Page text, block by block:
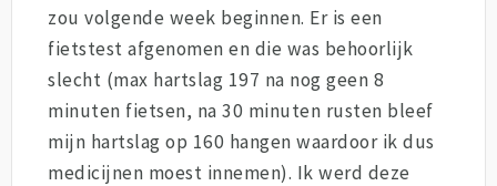
zou volgende week beginnen. Er is een
fietstest afgenomen en die was behoorlijk
slecht (max hartslag 197 na nog geen 8
minuten fietsen, na 30 minuten rusten bleef
mijn hartslag op 160 hangen waardoor ik dus
medicijnen moest innemen). Ik werd deze